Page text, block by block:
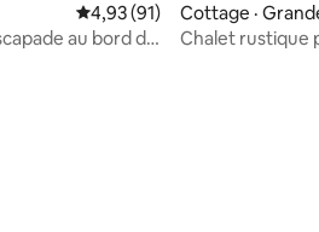
Note moyenne de 4,93 sur
4,93 (91)
au bord de
Cottage ·
Chalet rustique